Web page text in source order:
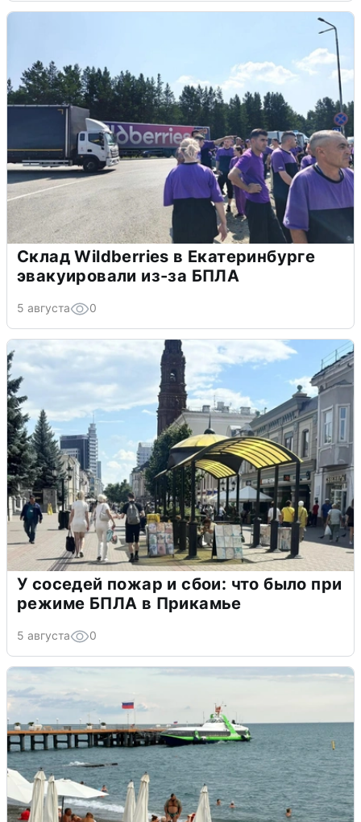
Склад Wildberries в Екатеринбурге
эвакуировали из-за БПЛА
5 августа 0
У соседей пожар и сбои: что было при
режиме БПЛА в Прикамье
5 августа 0